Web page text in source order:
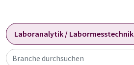
Laboranalytik / Labormesstechnik
Branche durchsuchen